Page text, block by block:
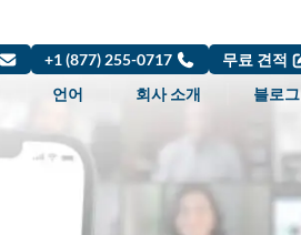
+1 (877) 255-0717 무료 견적
언어 회사 소개 블로그